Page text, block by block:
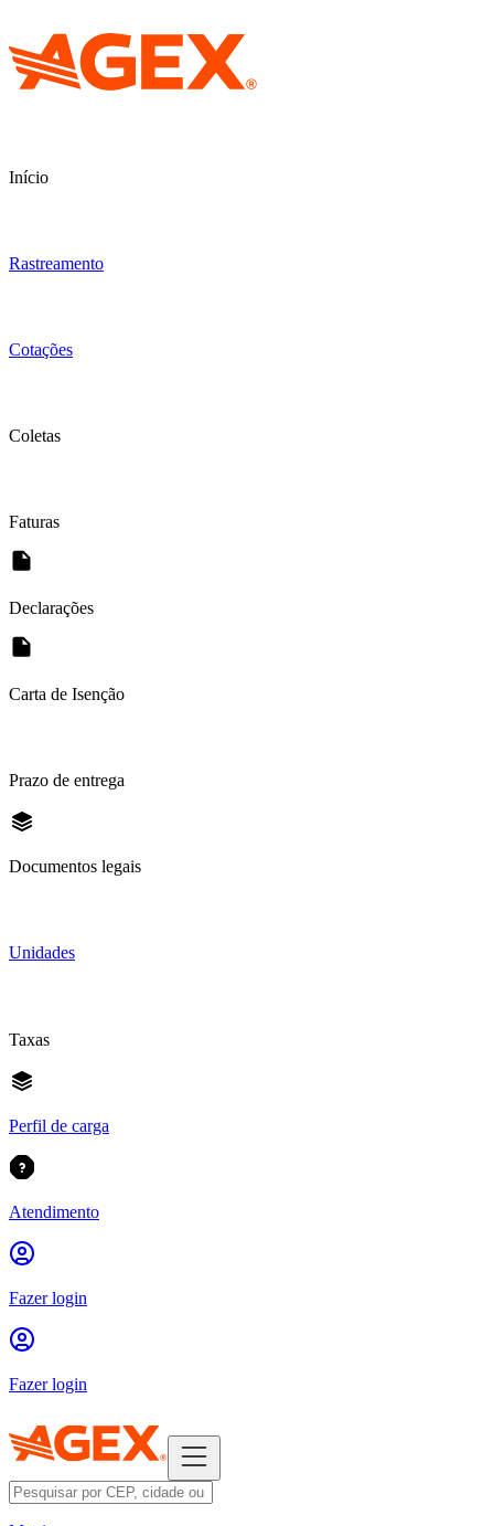
Início
Rastreamento
Cotações
Coletas
Faturas
Declarações
Carta de Isenção
Prazo de entrega
Documentos legais
Unidades
Taxas
Perfil de carga
Atendimento
Fazer login
Fazer login